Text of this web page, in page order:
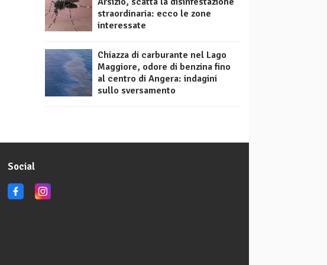
straordinaria: ecco le zone
interessate
Chiazza di carburante nel Lago
Maggiore, odore di benzina fino
al centro di Angera: indagini
sullo sversamento
Social